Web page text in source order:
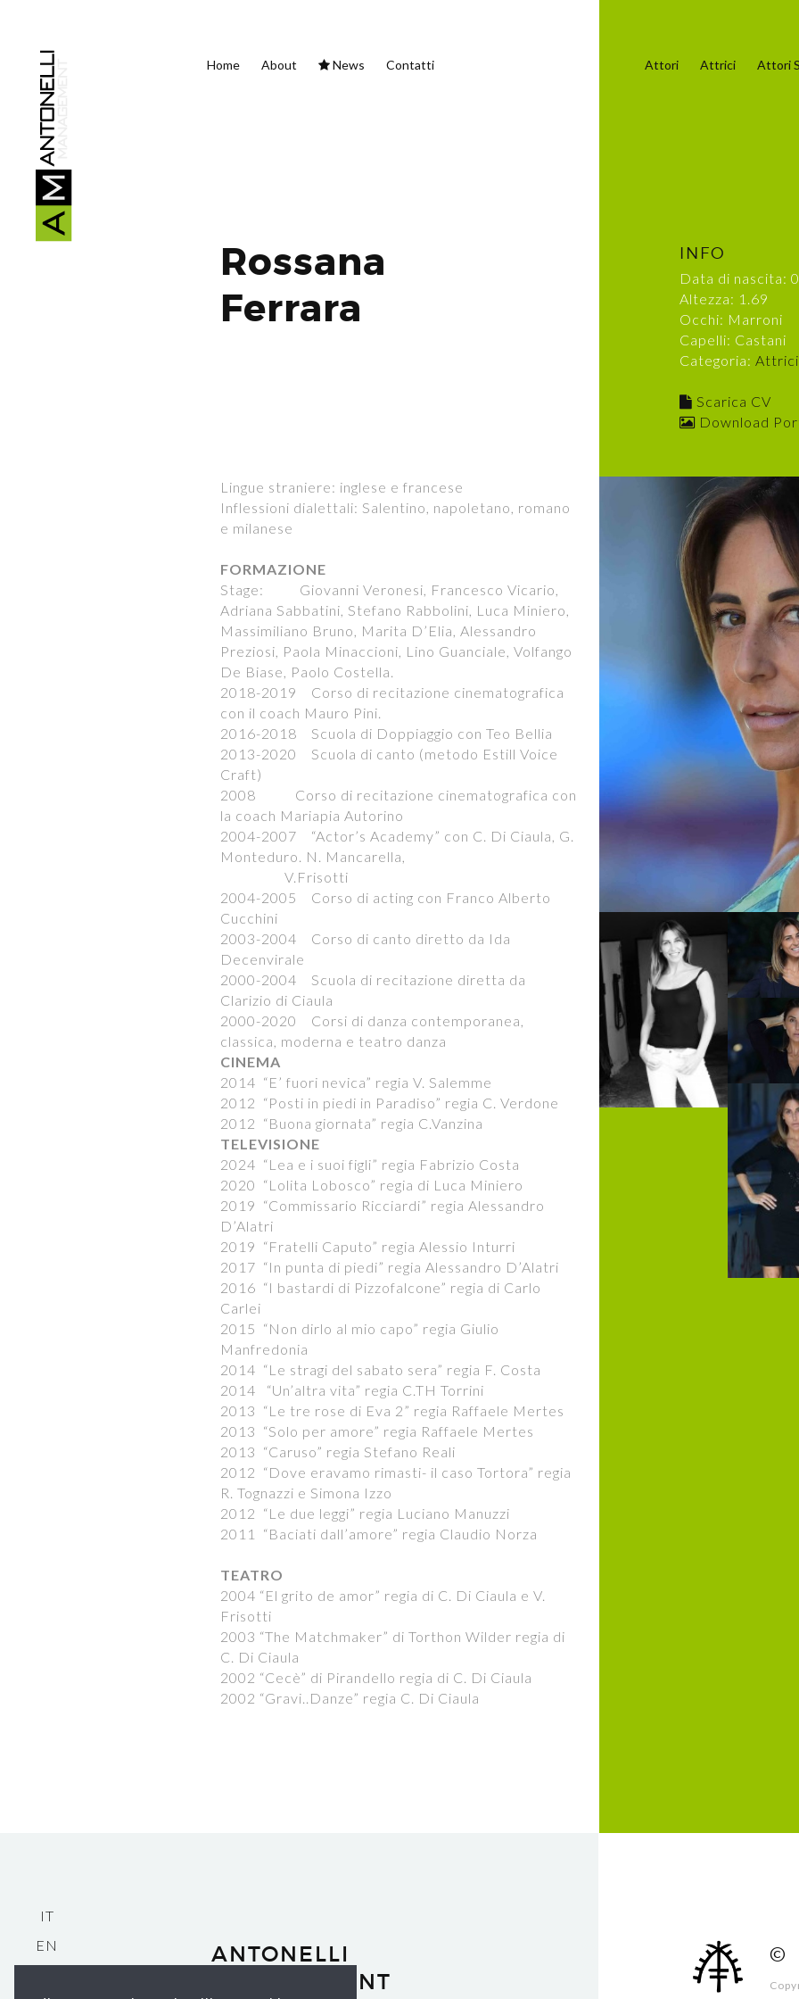
IT
EN
Home About News Contatti Attori Attrici Attori
Rossana
Ferrara
INFO
Data di nascita:
Altezza: 1.69
Occhi: Marroni
Capelli: Castani
Categoria: Attrici
Scarica CV
Download
Lingue straniere: inglese e francese
Inflessioni dialettali: Salentino, napoletano, romano
e milanese
FORMAZIONE
Stage: Giovanni Veronesi, Francesco Vicario,
Adriana Sabbatini, Stefano Rabbolini, Luca Miniero,
Massimiliano Bruno, Marita D’Elia, Alessandro
Preziosi, Paola Minaccioni, Lino Guanciale, Volfango
De Biase, Paolo Costella.
2018-2019 Corso di recitazione cinematografica
con il coach Mauro Pini.
2016-2018 Scuola di Doppiaggio con Teo Bellia
2013-2020 Scuola di canto (metodo Estill Voice
Craft)
2008 Corso di recitazione cinematografica con
la coach Mariapia Autorino
2004-2007 “Actor’s Academy” con C. Di Ciaula, G.
Monteduro. N. Mancarella,
V.Frisotti
2004-2005 Corso di acting con Franco Alberto
Cucchini
2003-2004 Corso di canto diretto da Ida
Decenvirale
2000-2004 Scuola di recitazione diretta da
Clarizio di Ciaula
2000-2020 Corsi di danza contemporanea,
classica, moderna e teatro danza
CINEMA
2014 “E’ fuori nevica” regia V. Salemme
2012 “Posti in piedi in Paradiso” regia C. Verdone
2012 “Buona giornata” regia C.Vanzina
TELEVISIONE
2024 “Lea e i suoi figli” regia Fabrizio Costa
2020 “Lolita Lobosco” regia di Luca Miniero
2019 “Commissario Ricciardi” regia Alessandro
D’Alatri
2019 “Fratelli Caputo” regia Alessio Inturri
2017 “In punta di piedi” regia Alessandro D’Alatri
2016 “I bastardi di Pizzofalcone” regia di Carlo
Carlei
2015 “Non dirlo al mio capo” regia Giulio
Manfredonia
2014 “Le stragi del sabato sera” regia F. Costa
2014 “Un’altra vita” regia C.TH Torrini
2013 “Le tre rose di Eva 2” regia Raffaele Mertes
2013 “Solo per amore” regia Raffaele Mertes
2013 “Caruso” regia Stefano Reali
2012 “Dove eravamo rimasti- il caso Tortora” regia
R. Tognazzi e Simona Izzo
2012 “Le due leggi” regia Luciano Manuzzi
2011 “Baciati dall’amore” regia Claudio Norza
TEATRO
2004 “El grito de amor” regia di C. Di Ciaula e V.
Frisotti
2003 “The Matchmaker” di Torthon Wilder regia di
C. Di Ciaula
2002 “Cecè” di Pirandello regia di C. Di Ciaula
2002 “Gravi..Danze” regia C. Di Ciaula
ANTONELLI
MANAGEMENT
©